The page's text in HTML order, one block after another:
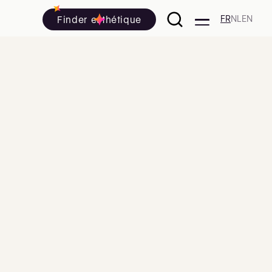
Finder esthétique FRNL EN